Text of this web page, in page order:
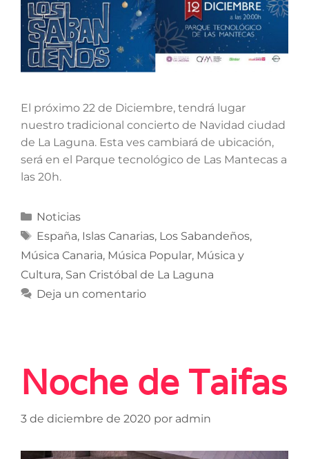
El próximo 22 de Diciembre, tendrá lugar
nuestro tradicional concierto de Navidad ciudad
de La Laguna. Esta ves cambiará de ubicación,
será en el Parque tecnológico de Las Mantecas a
las 20h.
Noticias
España, Islas Canarias, Los Sabandeños,
Música Canaria, Música Popular, Música y
Cultura, San Cristóbal de La Laguna
Deja un comentario
Noche de Taifas
3 de diciembre de 2020 por admin